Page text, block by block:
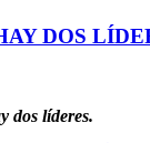
DOS
dos líderes.